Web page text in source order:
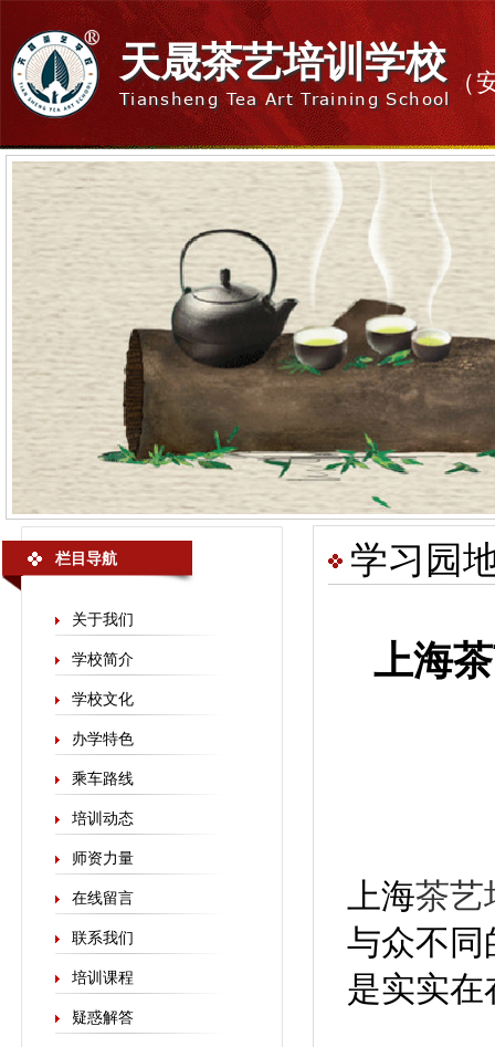
天晟茶艺培训学校
Tiansheng Tea Art Training School
（
栏目导航
关于我们
学校简介
学校文化
办学特色
乘车路线
培训动态
师资力量
在线留言
联系我们
培训课程
疑惑解答
学习园
上海
上海茶艺
与众不同
是实实在